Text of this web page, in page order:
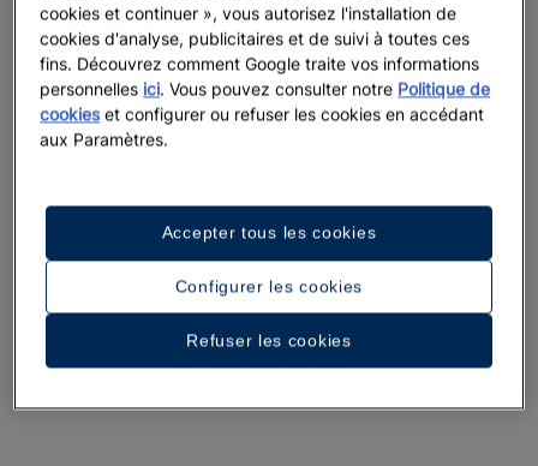
cookies et continuer », vous autorisez l'installation de
cookies d'analyse, publicitaires et de suivi à toutes ces
fins. Découvrez comment Google traite vos informations
personnelles ici. Vous pouvez consulter notre Politique de
cookies et configurer ou refuser les cookies en accédant
aux Paramètres.
Configurer les cookies
Refuser les cookies
Accepter tous les cookies